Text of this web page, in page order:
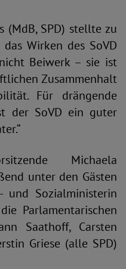
(MdB, SPD) stellte zu
Wirken des SoVD
Beiwerk – sie ist
Zusammenhalt
Für drängende
der SoVD ein guter
Michaela
unter den Gästen
und Sozialministerin
Parlamentarischen
Saathoff, Carsten
Griese (alle SPD)